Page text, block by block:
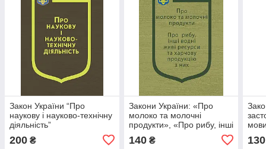
Закон України “Про
наукову і науково-технічну
діяльність”
200 ₴
Закони України: «Про
молоко та молочні
продукти», «Про рибу, інші
харчову продукцію з них»
140₴ 130